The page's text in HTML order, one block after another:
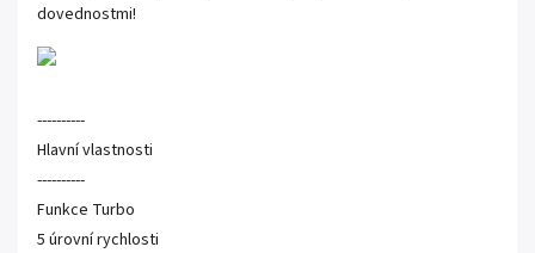
dovednostmi!
----------
Hlavní vlastnosti
----------
Funkce Turbo
5 úrovní rychlosti